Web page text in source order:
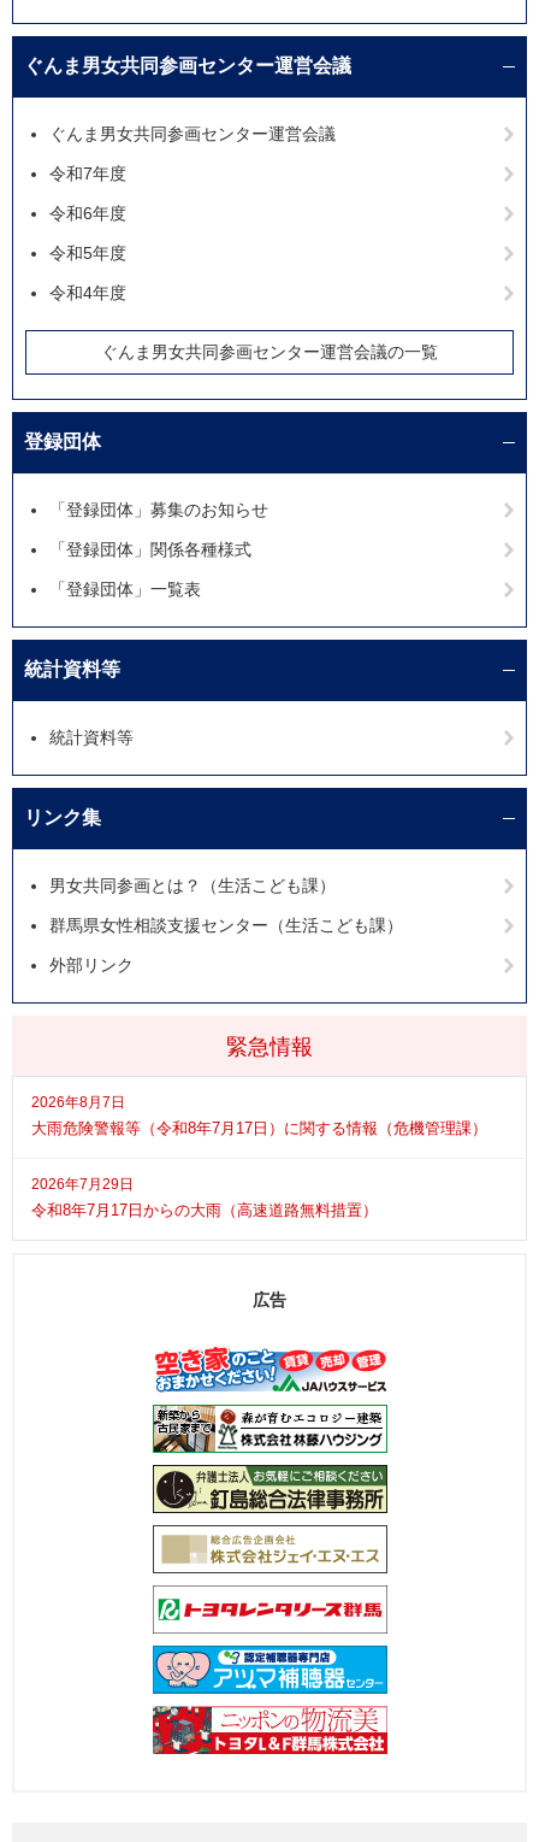
緊急情報
2026年8月7日
大雨危険警報等（令和8年7月17日）に関する情報（危機管理課）
2026年7月29日
令和8年7月17日からの大雨（高速道路無料措置）
ぐんま男女共同参画センター運営会議
ぐんま男女共同参画センター運営会議
令和7年度
令和6年度
令和5年度
令和4年度
ぐんま男女共同参画センター運営会議の一覧
登録団体
「登録団体」募集のお知らせ
「登録団体」関係各種様式
「登録団体」一覧表
統計資料等
統計資料等
リンク集
男女共同参画とは？（生活こども課）
群馬県女性相談支援センター（生活こども課）
外部リンク
広告